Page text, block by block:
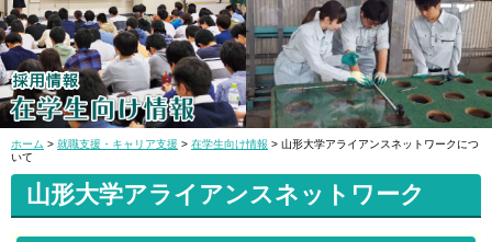
ホーム > 就職支援・キャリア支援 > 在学生向け情報 > 山形大学アライアンスネットワークにつ
いて
山形大学アライアンスネットワーク